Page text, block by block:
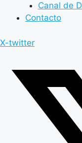
Canal de
Contacto
X-twitter